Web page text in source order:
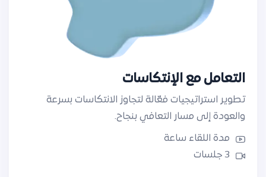
التعامل مع الإنتكاسات
تطوير استراتيجيات فعّالة لتجاوز الانتكاسات بسرعة
والعودة إلى مسار التعافي بنجاح.
مدة اللقاء ساعة
3 جلسات